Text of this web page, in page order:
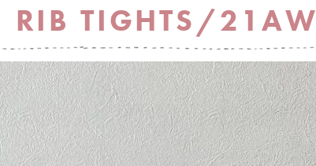
TIGHTS/21AW